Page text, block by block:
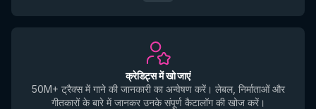
क्रेडिट्स में खो जाएं
50M+ ट्रैक्स में गाने की जानकारी का अन्वेषण करें। लेबल, निर्माताओं और
गीतकारों के बारे में जानकर उनके संपूर्ण कैटालॉग की खोज करें।